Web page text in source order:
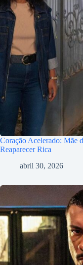
Coração Acelerado: Mãe
Reaparecer Rica
abril 30, 2026